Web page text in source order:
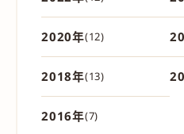
2020年(12)
2018年(13)
2016年(7)